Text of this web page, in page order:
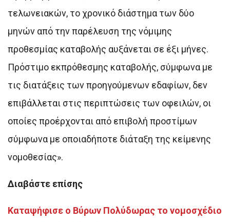
τελωνειακών, το χρονικό διάστημα των δύο
μηνών από την παρέλευση της νόμιμης
προθεσμίας καταβολής αυξάνεται σε έξι μήνες.
Πρόστιμο εκπρόθεσμης καταβολής, σύμφωνα με
τις διατάξεις των προηγούμενων εδαφίων, δεν
επιβάλλεται στις περιπτώσεις των οφειλών, οι
οποίες προέρχονται από επιβολή προστίμων
σύμφωνα με οποιαδήποτε διάταξη της κείμενης
νομοθεσίας».
Διαβάστε επίσης
Καταψήφισε ο Βύρων Πολύδωρας το νομοσχέδιο